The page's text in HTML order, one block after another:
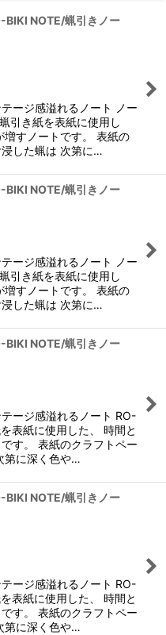
BIKI NOTE/蝋引きノー
ージ感溢れるノート ノー
引き紙を表紙に使用し
増すノートです。 表紙の
した蝋は 次第に…
BIKI NOTE/蝋引きノー
ージ感溢れるノート ノー
引き紙を表紙に使用し
増すノートです。 表紙の
した蝋は 次第に…
BIKI NOTE/蝋引きノー
ージ感溢れるノート RO-
表紙に使用した、 時間と
す。 表紙のクラフトペー
第に深く色や…
BIKI NOTE/蝋引きノー
ージ感溢れるノート RO-
表紙に使用した、 時間と
す。 表紙のクラフトペー
第に深く色や…